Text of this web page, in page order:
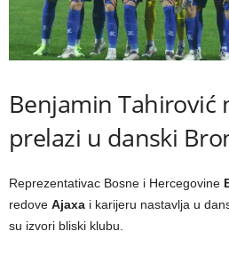
Benjamin Tahirović
prelazi u danski
Reprezentativac Bosne i Hercegovine
redove Ajaxa i karijeru nastavlja u
su izvori bliski klubu.